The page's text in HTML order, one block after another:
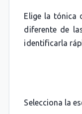
Elige la tónica
diferente de
identificarla
Selecciona la